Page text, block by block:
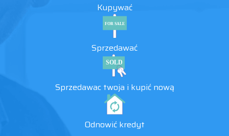
Kupywać
Sprzedawać
Sprzedawac twoja i kupić nową
Odnowić kredyt